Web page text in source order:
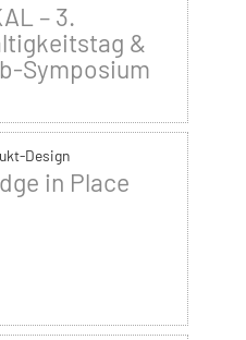
– 3.
&
Symposium
Design
in Place